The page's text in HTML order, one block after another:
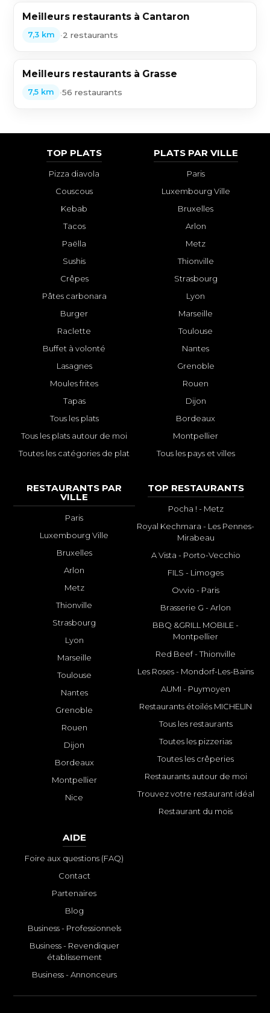
Meilleurs restaurants à Cantaron
7,3 km •2 restaurants
Meilleurs restaurants à Grasse
7,5 km •56 restaurants
TOP PLATS
Pizza diavola
Couscous
Kebab
Tacos
Paëlla
Sushis
Crêpes
Pâtes carbonara
Burger
Raclette
Buffet à volonté
Lasagnes
Moules frites
Tapas
Tous les plats
Tous les plats autour de moi
Toutes les catégories de plat
PLATS PAR VILLE
Paris
Luxembourg Ville
Bruxelles
Arlon
Metz
Thionville
Strasbourg
Lyon
Marseille
Toulouse
Nantes
Grenoble
Rouen
Dijon
Bordeaux
Montpellier
Tous les pays et villes
RESTAURANTS PAR
VILLE
Paris
Luxembourg Ville
Bruxelles
Arlon
Metz
Thionville
Strasbourg
Lyon
Marseille
Toulouse
Nantes
Grenoble
Rouen
Dijon
Bordeaux
Montpellier
Nice
TOP RESTAURANTS
Pocha ! - Metz
Royal Kechmara - Les Pennes-
Mirabeau
A Vista - Porto-Vecchio
FILS - Limoges
Ovvio - Paris
Brasserie G - Arlon
BBQ &GRILL MOBILE -
Montpellier
Red Beef - Thionville
Les Roses - Mondorf-Les-Bains
AUMI - Puymoyen
Restaurants étoilés MICHELIN
Tous les restaurants
Toutes les pizzerias
Toutes les crêperies
Restaurants autour de moi
Trouvez votre restaurant idéal
Restaurant du mois
AIDE
Foire aux questions (FAQ)
Contact
Partenaires
Blog
Business - Professionnels
Business - Revendiquer
établissement
Business - Annonceurs